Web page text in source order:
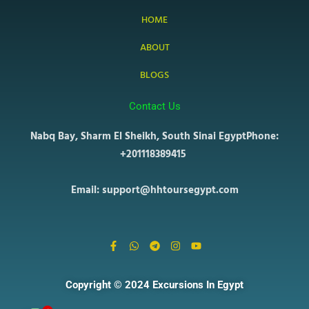
HOME
ABOUT
BLOGS
Contact Us
Nabq Bay, Sharm El Sheikh, South Sinai EgyptPhone:
+201118389415
Email: support@hhtoursegypt.com
a
o
h
a
e
r
n
g
o
b
Copyright © 2024 Excursions In Egypt